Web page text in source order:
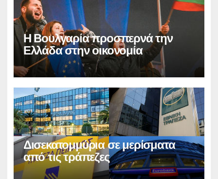
Η Βουλγαρία προσπερνά την
Ελλάδα στην οικονομία
Δισεκατομμύρια σε μερίσματα
από τις τράπεζες